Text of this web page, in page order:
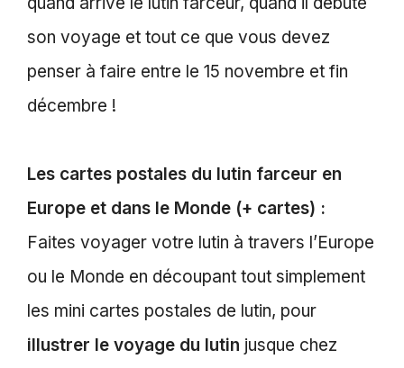
son voyage et tout ce que vous devez
penser à faire entre le 15 novembre et fin
décembre !
Les cartes postales du lutin farceur en
Europe et dans le Monde (+ cartes) :
Faites voyager votre lutin à travers l’Europe
ou le Monde en découpant tout simplement
les mini cartes postales de lutin, pour
illustrer le voyage du lutin jusque chez